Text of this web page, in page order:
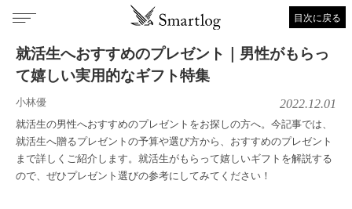
目次に戻る
就活生へおすすめのプレゼント｜男性がもらっ
て嬉しい実用的なギフト特集
小林優 2022.12.01
就活生の男性へおすすめのプレゼントをお探しの方へ。今記事では、
就活生へ贈るプレゼントの予算や選び方から、おすすめのプレゼント
まで詳しくご紹介します。就活生がもらって嬉しいギフトを解説する
ので、ぜひプレゼント選びの参考にしてみてください！